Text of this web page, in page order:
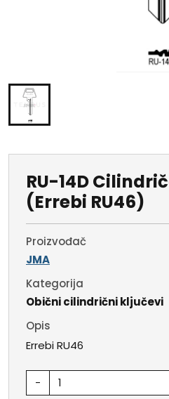
RU-14D
(Errebi RU46)
Proizvođač
JMA
Kategorija
Obični cilindrični ključevi
Opis
Errebi RU46
-